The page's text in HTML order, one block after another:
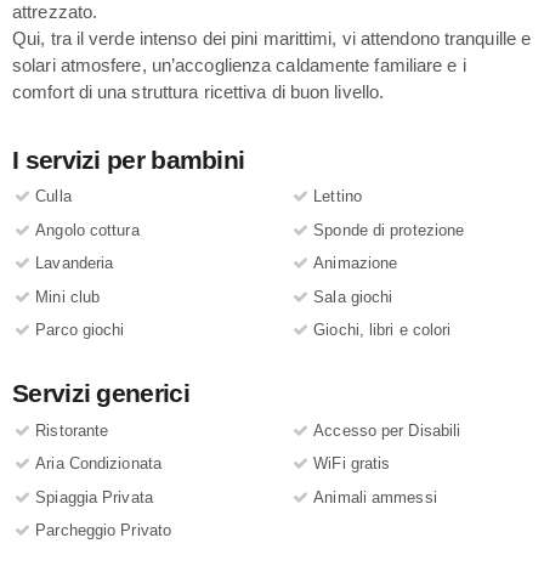
attrezzato.
Qui, tra il verde intenso dei pini marittimi, vi attendono tranquille e
solari atmosfere, un’accoglienza caldamente familiare e i
comfort di una struttura ricettiva di buon livello.
I servizi per bambini
Culla
Lettino
Angolo cottura
Sponde di protezione
Lavanderia
Animazione
Mini club
Sala giochi
Parco giochi
Giochi, libri e colori
Servizi generici
Ristorante
Accesso per Disabili
Aria Condizionata
WiFi gratis
Spiaggia Privata
Animali ammessi
Parcheggio Privato